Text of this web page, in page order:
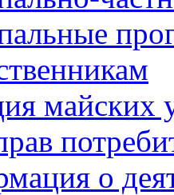
майских
о